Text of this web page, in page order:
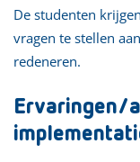
De studenten
vragen te stellen
redeneren.
Ervaringen/